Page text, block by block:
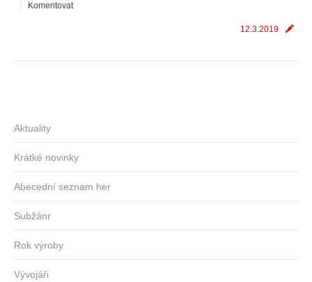
Komentovat
12.3.2019
Aktuality
Krátké novinky
Abecední seznam her
Subžánr
Rok výroby
Vývojáři